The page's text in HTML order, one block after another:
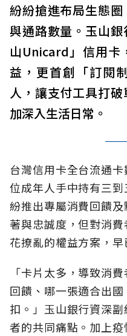
紛紛搶進布局生態
與通路數量。玉山
山Unicard」信用卡
益，更首創「訂閱
人，讓支付工具打
加深入生活日常。
台灣信用卡全台流通
位成年人手中持有三
紛推出專屬消費回饋
著與忠誠度，但對消
花撩亂的權益方案，
「卡片太多，導致消
回饋、哪一張適合出
扣。」玉山銀行資深
者的共同痛點。加上